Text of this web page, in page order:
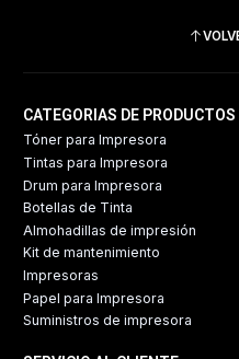
CATEGORIAS DE PRODUCTOS
Tóner para Impresora
Tintas para Impresora
Drum para Impresora
Botellas de Tinta
Almohadillas de impresión
Kit de mantenimiento
Impresoras
Papel para Impresora
Suministros de impresora